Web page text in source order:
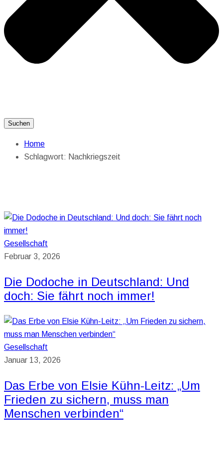
Suchen
Home
Schlagwort: Nachkriegszeit
Gesellschaft
Februar 3, 2026
Die Dodoche in Deutschland: Und
doch: Sie fährt noch immer!
Gesellschaft
Januar 13, 2026
Das Erbe von Elsie Kühn-Leitz: „Um
Frieden zu sichern, muss man
Menschen verbinden“